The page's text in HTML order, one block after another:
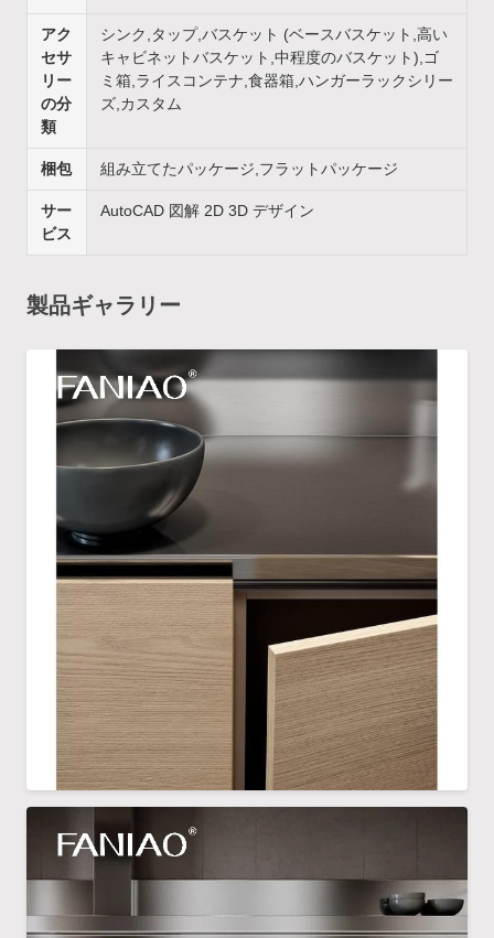
アク
セサ
リー
の分
類
シンク,タップ,バスケット (ベースバスケット,高い
キャビネットバスケット,中程度のバスケット),ゴ
ミ箱,ライスコンテナ,食器箱,ハンガーラックシリー
ズ,カスタム
梱包 組み立てたパッケージ,フラットパッケージ
サー
ビス
AutoCAD 図解 2D 3D デザイン
製品ギャラリー